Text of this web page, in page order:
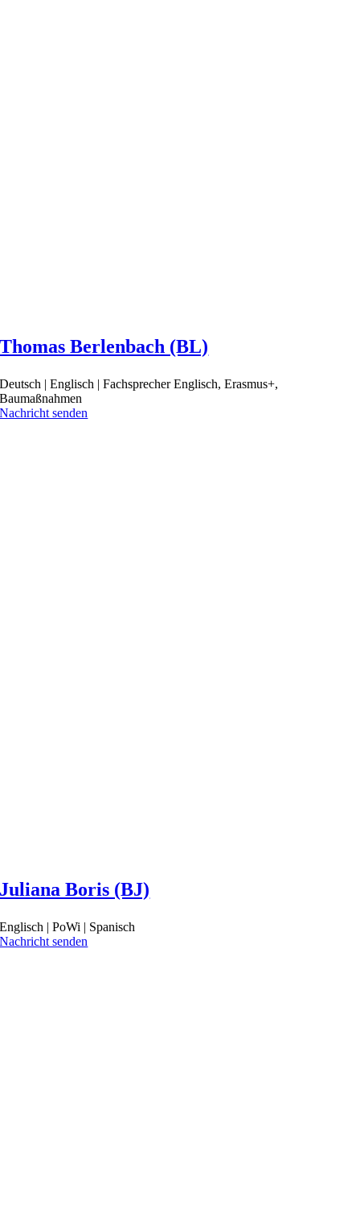
Thomas Berlenbach (BL)
Deutsch | Englisch | Fachsprecher Englisch, Erasmus+,
Baumaßnahmen
Nachricht senden
Juliana Boris (BJ)
Englisch | PoWi | Spanisch
Nachricht senden